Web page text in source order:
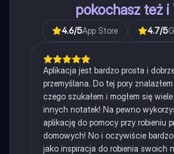
pokochasz też i
4.6/5App Store 4.7/5
Aplikacja jest bardzo prosta i
przemyślana. Do tej pory
czego szukałem i mogłem się
innych notatek! Na pewno
aplikację do pomocy przy robieniu
domowych! No i oczywiście
jako inspiracja do robienia swoich